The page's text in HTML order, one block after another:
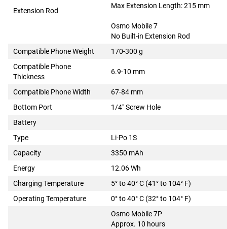
Extension Rod
Max Extension Length: 215 mm
Osmo Mobile 7
No Built-in Extension Rod
Compatible Phone Weight
170-300 g
Compatible Phone
Thickness
6.9-10 mm
Compatible Phone Width
67-84 mm
Bottom Port
1/4" Screw Hole
Battery
Type
Li-Po 1S
Capacity
3350 mAh
Energy
12.06 Wh
Charging Temperature
5° to 40° C (41° to 104° F)
Operating Temperature
0° to 40° C (32° to 104° F)
Osmo Mobile 7P
Approx. 10 hours